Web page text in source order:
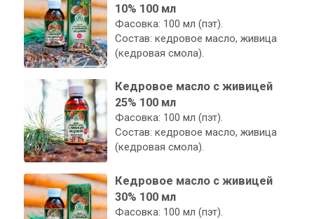
10% 100 мл
Фасовка: 100 мл (пэт).
Состав: кедровое масло, живица
(кедровая смола).
Кедровое масло с живицей
25% 100 мл
Фасовка: 100 мл (пэт).
Состав: кедровое масло, живица
(кедровая смола).
Кедровое масло с живицей
30% 100 мл
Фасовка: 100 мл (пэт).